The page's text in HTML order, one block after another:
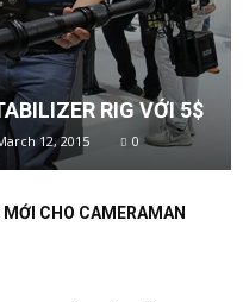
RIG VỚI 5$
12, 2015 0
CHO CAMERAMAN